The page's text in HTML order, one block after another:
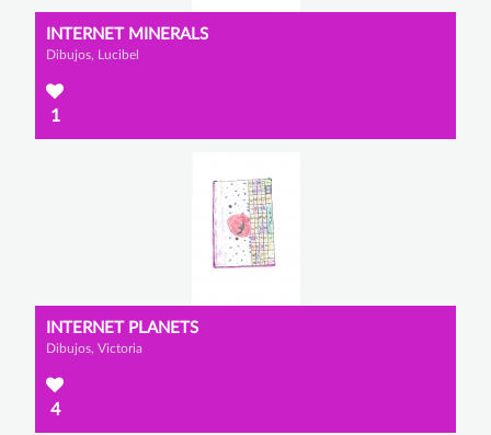
INTERNET MINERALS
Dibujos, Lucibel
1
INTERNET PLANETS
Dibujos, Victoria
4